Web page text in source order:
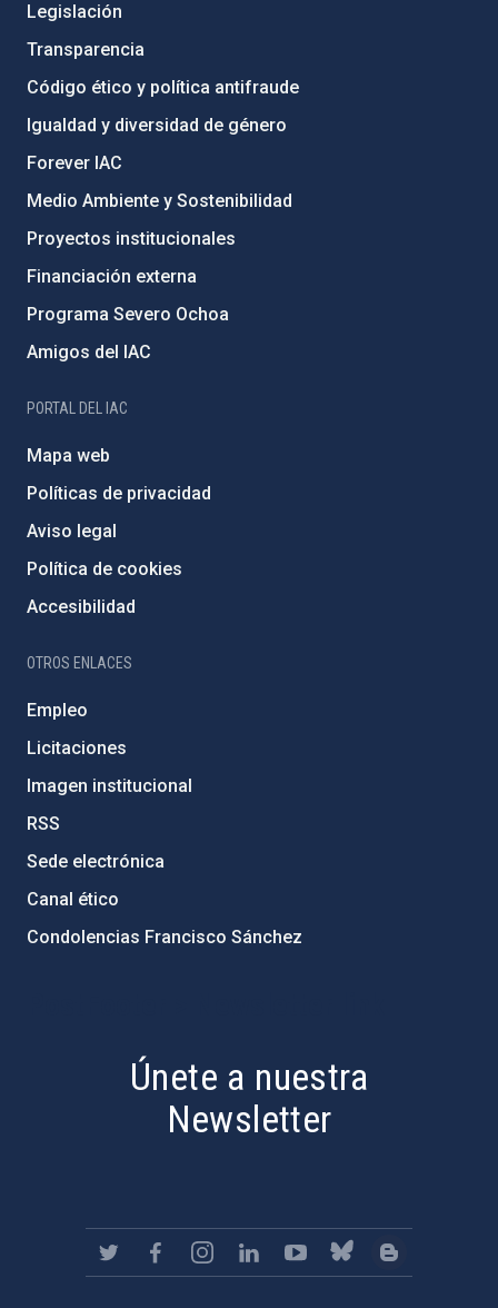
Legislación
Transparencia
Código ético y política antifraude
Igualdad y diversidad de género
Forever IAC
Medio Ambiente y Sostenibilidad
Proyectos institucionales
Financiación externa
Programa Severo Ochoa
Amigos del IAC
PORTAL DEL IAC
Mapa web
Políticas de privacidad
Aviso legal
Política de cookies
Accesibilidad
OTROS ENLACES
Empleo
Licitaciones
Imagen institucional
RSS
Sede electrónica
Canal ético
Condolencias Francisco Sánchez
Únete a nuestra
Newsletter